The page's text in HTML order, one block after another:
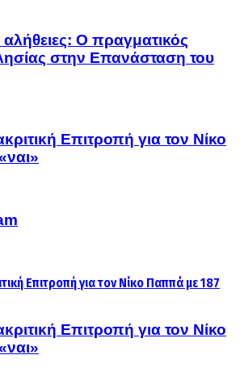
Ο πραγματικός
στην Επανάσταση του
Επιτροπή για τον Νίκο
Επιτροπή για τον Νίκο